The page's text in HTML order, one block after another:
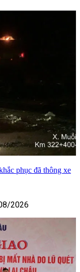
phục đã thông xe
2026